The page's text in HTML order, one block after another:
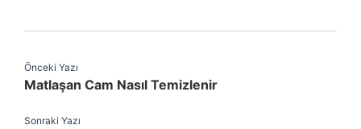
Önceki Yazı
Matlaşan Cam Nasıl Temizlenir
Sonraki Yazı